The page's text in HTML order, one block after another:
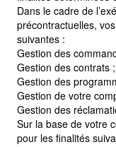
Dans le cadre de
précontractuelles,
suivantes :
Gestion des
Gestion des contrats ;
Gestion des
Gestion de votre
Gestion des
Sur la base de votre
pour les finalités